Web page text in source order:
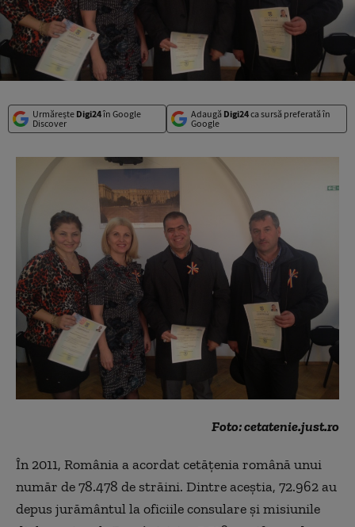
Urmărește Digi24în Google
Discover
Adaugă Digi24ca sursă preferată în
Google
Foto: cetatenie.just.ro
În 2011, România a acordat cetăţenia română unui
număr de 78.478 de străini. Dintre aceştia, 72.962 au
depus jurământul la oficiile consulare şi misiunile